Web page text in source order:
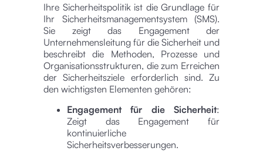
Ihre Sicherheitspolitik ist die Grundlage für
Ihr Sicherheitsmanagementsystem (SMS).
Sie zeigt das Engagement der
Unternehmensleitung für die Sicherheit und
beschreibt die Methoden, Prozesse und
Organisationsstrukturen, die zum Erreichen
der Sicherheitsziele erforderlich sind. Zu
den wichtigsten Elementen gehören:
Engagement für die Sicherheit:
Zeigt das Engagement für
kontinuierliche
Sicherheitsverbesserungen.